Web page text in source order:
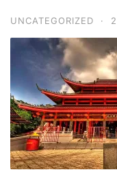
UNCATEGORIZED ·